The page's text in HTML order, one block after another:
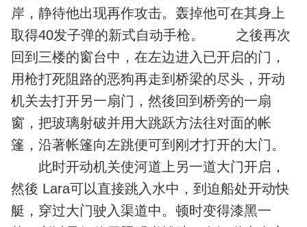
岸，静待他出现再作攻击。轰掉他可在其身上
取得40发子弹的新式自动手枪。 之後再次
回到三楼的窗台中，在左边进入已开启的门，
用枪打死阻路的恶狗再走到桥梁的尽头，开动
机关去打开另一扇门，然後回到桥旁的一扇
窗，把玻璃射破并用大跳跃方法往对面的帐
篷，沿著帐篷向左跳便可到刚才打开的大门。
此时开动机关使河道上另一道大门开启，
然後 Lara可以直接跳入水中，到迫船处开动快
艇，穿过大门驶入渠道中。顿时变得漆黑一